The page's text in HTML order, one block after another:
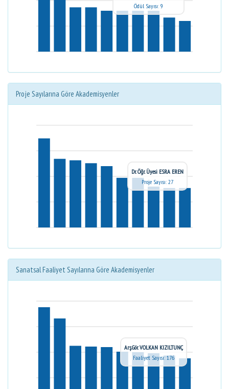
Ödül Sayısı: 9
Proje Sayılarına Göre Akademisyenler
Dr. Öğr. Üyesi ESRA EREN
Proje Sayısı: 27
Sanatsal Faaliyet Sayılarına Göre Akademisyenler
Arş.Gör. VOLKAN KIZILTUNÇ
Faaliyet Sayısı: 176